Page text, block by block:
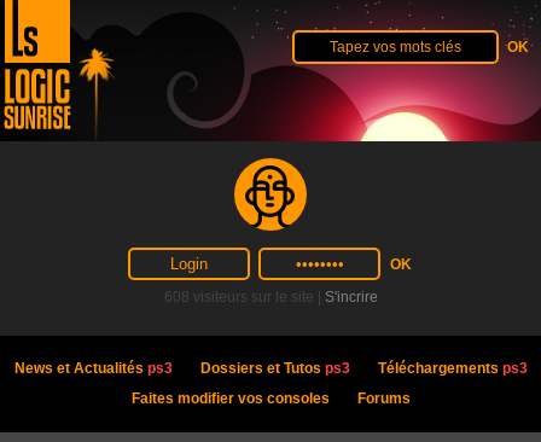
608 visiteurs sur le site | S'incrire
News et Actualités ps3 Dossiers et Tutos ps3 Téléchargements ps3
Faites modifier vos consoles
Forums